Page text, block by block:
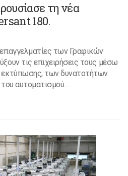
τη νέα
180.
των Γραφικών
τις επιχειρήσεις τους μέσω
εκτύπωσης, των δυνατοτήτων
αυτοματισμού...